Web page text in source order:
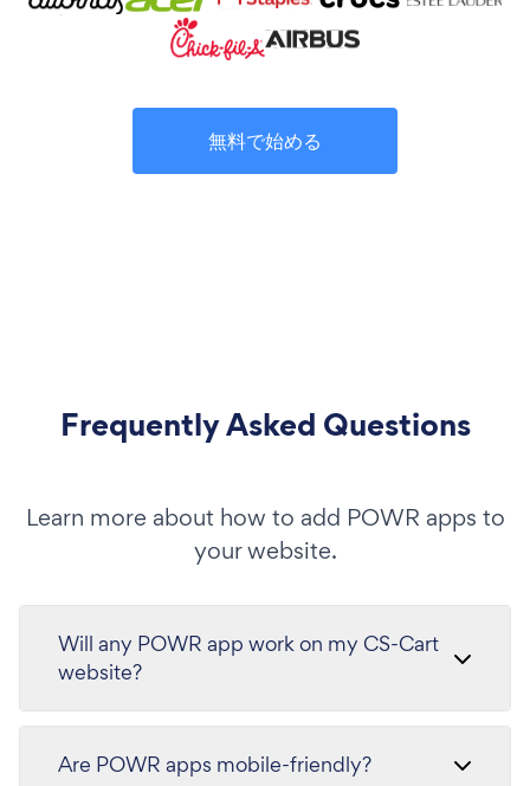
無料で始める
Frequently Asked Questions
Learn more about how to add POWR apps to
your website.
Will any POWR app work on my CS-Cart
website?
Are POWR apps mobile-friendly?